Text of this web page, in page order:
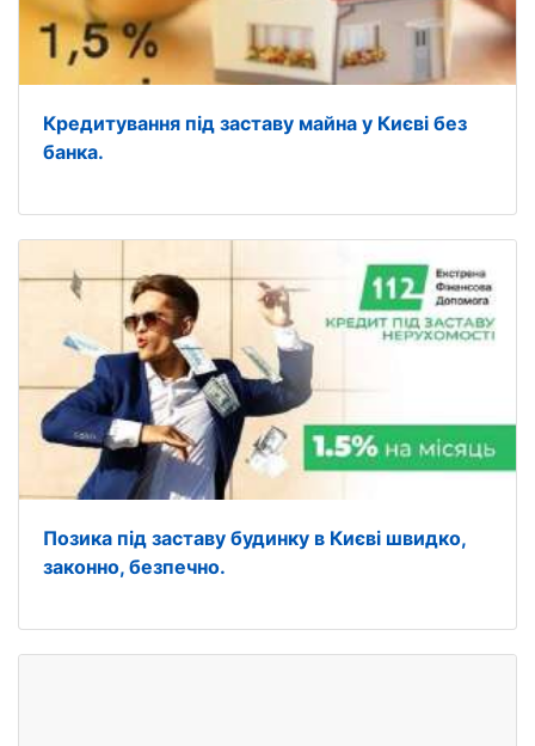
Кредитування під заставу майна у Києві без
банка.
Позика під заставу будинку в Києві швидко,
законно, безпечно.